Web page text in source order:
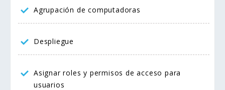
Agrupación de computadoras
Despliegue
Asignar roles y permisos de acceso para
usuarios